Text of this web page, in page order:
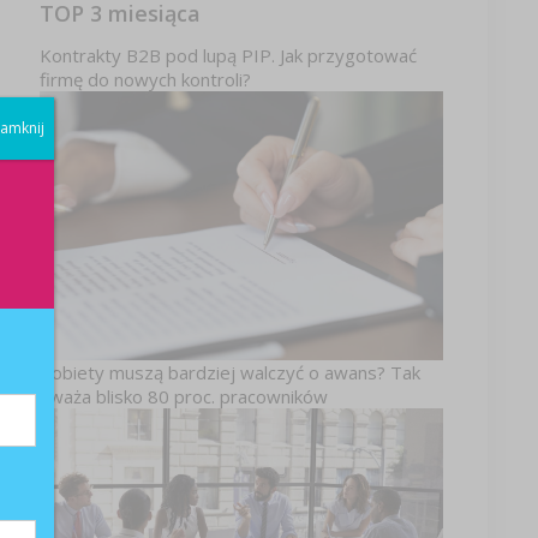
TOP 3 miesiąca
Kontrakty B2B pod lupą PIP. Jak przygotować
firmę do nowych kontroli?
Kobiety muszą bardziej walczyć o awans? Tak
uważa blisko 80 proc. pracowników